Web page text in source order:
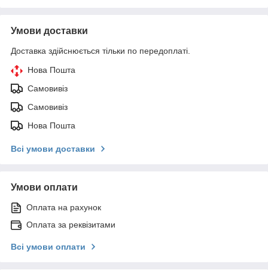
Умови доставки
Доставка здійснюється тільки по передоплаті.
Нова Пошта
Самовивіз
Самовивіз
Нова Пошта
Всі умови доставки
Умови оплати
Оплата на рахунок
Оплата за реквізитами
Всі умови оплати